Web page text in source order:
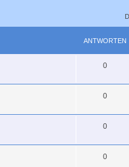
ANTWORTEN
0
0
0
0